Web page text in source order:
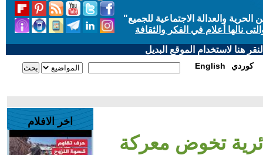
والعدالة الاجتماعية للجميع"
نالها أعلام في الفكر والثقافة
هنا لاستخدام الموقع البديل
English كوردي
تخوض معركة
اخر الافلام